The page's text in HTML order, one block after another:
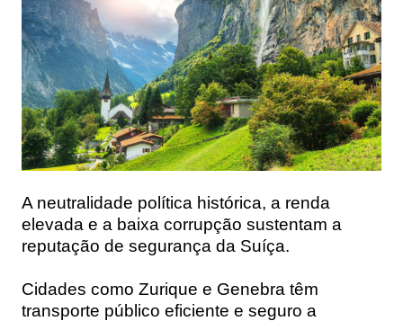
A neutralidade política histórica, a renda
elevada e a baixa corrupção sustentam a
reputação de segurança da Suíça.
Cidades como Zurique e Genebra têm
transporte público eficiente e seguro a